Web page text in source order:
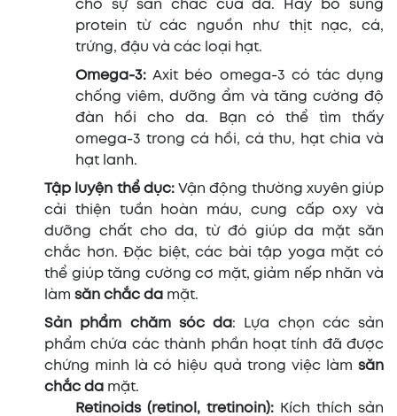
cho sự săn chắc của da. Hãy bổ sung
protein từ các nguồn như thịt nạc, cá,
trứng, đậu và các loại hạt.
Omega-3: Axit béo omega-3 có tác dụng
chống viêm, dưỡng ẩm và tăng cường độ
đàn hồi cho da. Bạn có thể tìm thấy
omega-3 trong cá hồi, cá thu, hạt chia và
hạt lanh.
Tập luyện thể dục:Vận động thường xuyên giúp
cải thiện tuần hoàn máu, cung cấp oxy và
dưỡng chất cho da, từ đó giúp da mặt săn
chắc hơn. Đặc biệt, các bài tập yoga mặt có
thể giúp tăng cường cơ mặt, giảm nếp nhăn và
làm săn chắc da mặt.
Sản phẩm chăm sóc da: Lựa chọn các sản
phẩm chứa các thành phần hoạt tính đã được
chứng minh là có hiệu quả trong việc làm săn
chắc da mặt.
Retinoids (retinol, tretinoin): Kích thích sản